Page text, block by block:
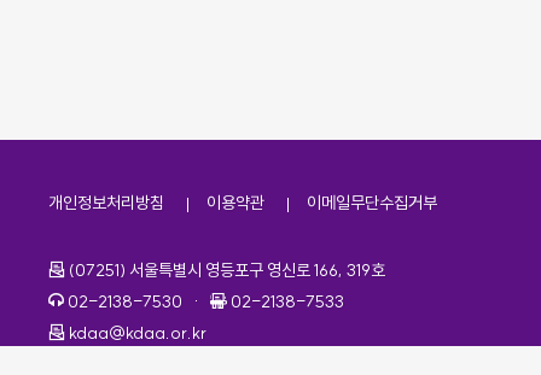
개인정보처리방침 이용약관 이메일무단수집거부
주소
(07251) 서울특별시 영등포구 영신로 166, 319호
전화번호
02-2138-7530 · 팩스번호
02-2138-7533
이메일
kdaa@kdaa.or.kr